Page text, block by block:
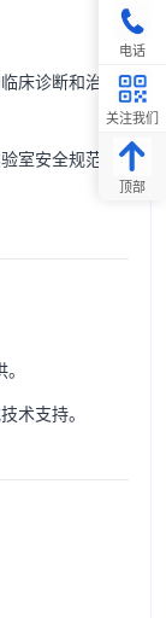
床诊断和治
室安全规范操
术支持。
电话
关注我们
顶部